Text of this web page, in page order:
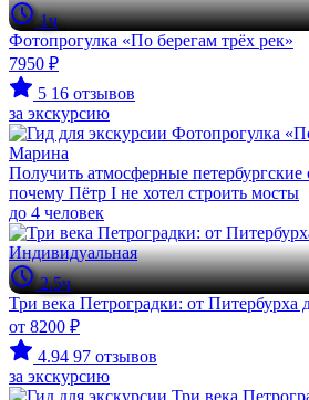
1ч
Фотопрогулка «По берегам трёх рек»
7950 ₽
5 16 отзывов
за экскурсию
Марина
Получить атмосферные
почему Пётр I не хотел строить мосты
до 4 человек
Индивидуальная
2.5ч
Три века Петроградки: от Питербурха
от 8200 ₽
4.94 97 отзывов
за экскурсию